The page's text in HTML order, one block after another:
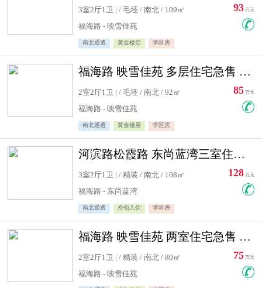
3室2厅1卫 | / 毛坯 / 南北 / 109㎡
福海路 - 映雪佳苑
南北通透 黄金楼层 学区房
93 万元
福海路 映雪佳苑 多层住宅急售 可公积金贷款
2室2厅1卫 | / 毛坯 / 南北 / 92㎡
福海路 - 映雪佳苑
南北通透 黄金楼层 学区房
85 万元
河滨路松霞路 东尚蓝湾三室住宅急售
3室2厅1卫 | / 精装 / 南北 / 108㎡
福海路 - 东尚蓝湾
南北通透 拎包入住 学区房
128 万元
福海路 映雪佳苑 两室住宅急售 可公积金贷款
2室2厅1卫 | / 精装 / 南北 / 80㎡
福海路 - 映雪佳苑
75 万元